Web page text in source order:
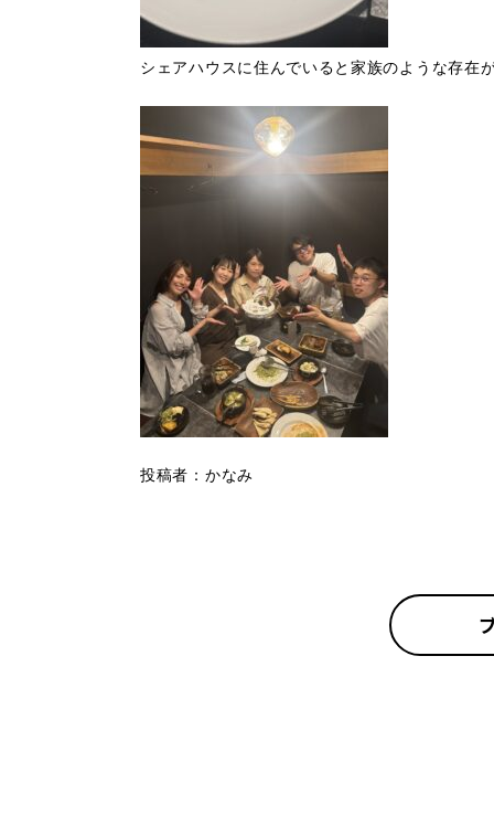
シェアハウスに住んでいると家族のような存在
投稿者：かなみ